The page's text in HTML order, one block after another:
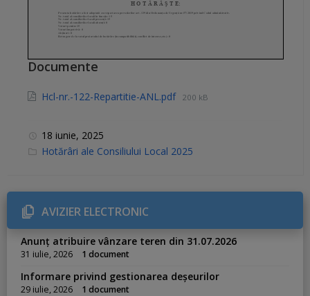
Documente
Hcl-nr.-122-Repartitie-ANL.pdf 200 kB
18 iunie, 2025
C
r
i
e
s
Hotărâri ale Consiliului Local 2025
AVIZIER ELECTRONIC
Anunț atribuire vânzare teren din 31.07.2026
31 iulie, 2026 1 document
Informare privind gestionarea deșeurilor
29 iulie, 2026 1 document